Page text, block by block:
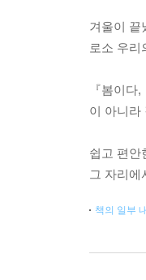
겨울이 끝
로소 우리
『봄이
이 아니라
쉽고 편안
그 자리에
책의 일부